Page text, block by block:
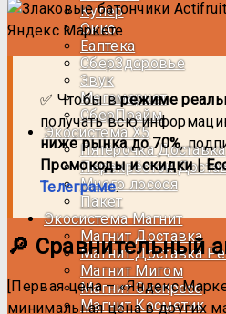
Купер
Окко
Еаптека
CберЗдоровье
Звук
Мегамаркет
СберПрайм
Экосистема Х5
Пятёрочка Доставка
Перекрёсток
Много лосося
Пакет
Экосистема Магнит
Магнит Доставка
Магнит Доставка
Магнит Мигом
Магнит Экспресс
Магнит Косметик
✅ Чтобы врежиме
получать всю
ниже рынка до 70%,
Промокоды и скидки |
Телеграме.
🔎 Сравнительный
[Первая цена – «Яндекс
минимальная цена в других